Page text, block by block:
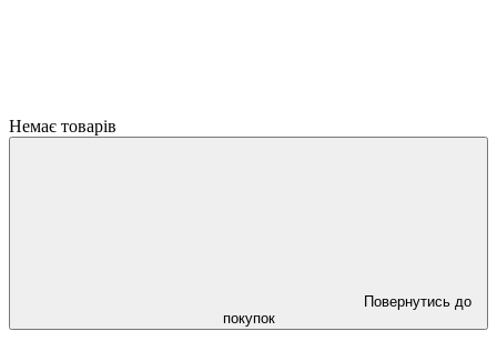
Немає товарів
Повернутись до
покупок